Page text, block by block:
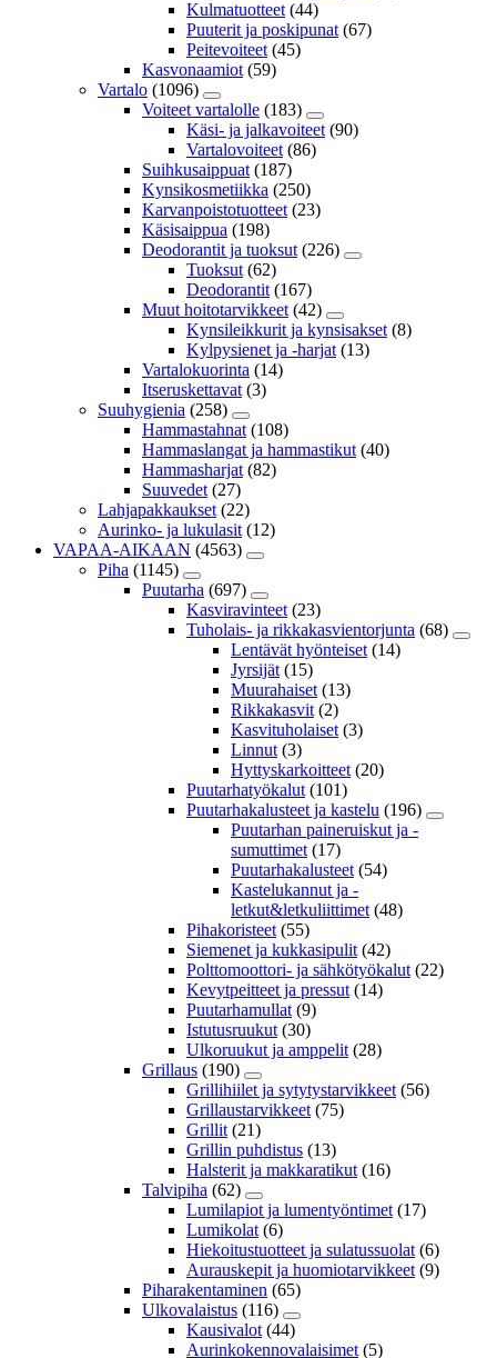
Kulmatuotteet (44)
Puuterit ja poskipunat (67)
Peitevoiteet (45)
Kasvonaamiot (59)
Vartalo (1096)
Voiteet vartalolle (183)
Käsi- ja jalkavoiteet (90)
Vartalovoiteet (86)
Suihkusaippuat (187)
Kynsikosmetiikka (250)
Karvanpoistotuotteet (23)
Käsisaippua (198)
Deodorantit ja tuoksut (226)
Tuoksut (62)
Deodorantit (167)
Muut hoitotarvikkeet (42)
Kynsileikkurit ja kynsisakset (8)
Kylpysienet ja -harjat (13)
Vartalokuorinta (14)
Itseruskettavat (3)
Suuhygienia (258)
Hammastahnat (108)
Hammaslangat ja hammastikut (40)
Hammasharjat (82)
Suuvedet (27)
Lahjapakkaukset (22)
Aurinko- ja lukulasit (12)
VAPAA-AIKAAN (4563)
Piha (1145)
Puutarha (697)
Kasviravinteet (23)
Tuholais- ja rikkakasvientorjunta (68)
Lentävät hyönteiset (14)
Jyrsijät (15)
Muurahaiset (13)
Rikkakasvit (2)
Kasvituholaiset (3)
Linnut (3)
Hyttyskarkoitteet (20)
Puutarhatyökalut (101)
Puutarhakalusteet ja kastelu (196)
Puutarhan paineruiskut ja -
sumuttimet (17)
Puutarhakalusteet (54)
Kastelukannut ja -
letkut&letkuliittimet (48)
Pihakoristeet (55)
Siemenet ja kukkasipulit (42)
Polttomoottori- ja sähkötyökalut (22)
Kevytpeitteet ja pressut (14)
Puutarhamullat (9)
Istutusruukut (30)
Ulkoruukut ja amppelit (28)
Grillaus (190)
Grillihiilet ja sytytystarvikkeet (56)
Grillaustarvikkeet (75)
Grillit (21)
Grillin puhdistus (13)
Halsterit ja makkaratikut (16)
Talvipiha (62)
Lumilapiot ja lumentyöntimet (17)
Lumikolat (6)
Hiekoitustuotteet ja sulatussuolat (6)
Aurauskepit ja huomiotarvikkeet (9)
Piharakentaminen (65)
Ulkovalaistus (116)
Kausivalot (44)
Aurinkokennovalaisimet (5)